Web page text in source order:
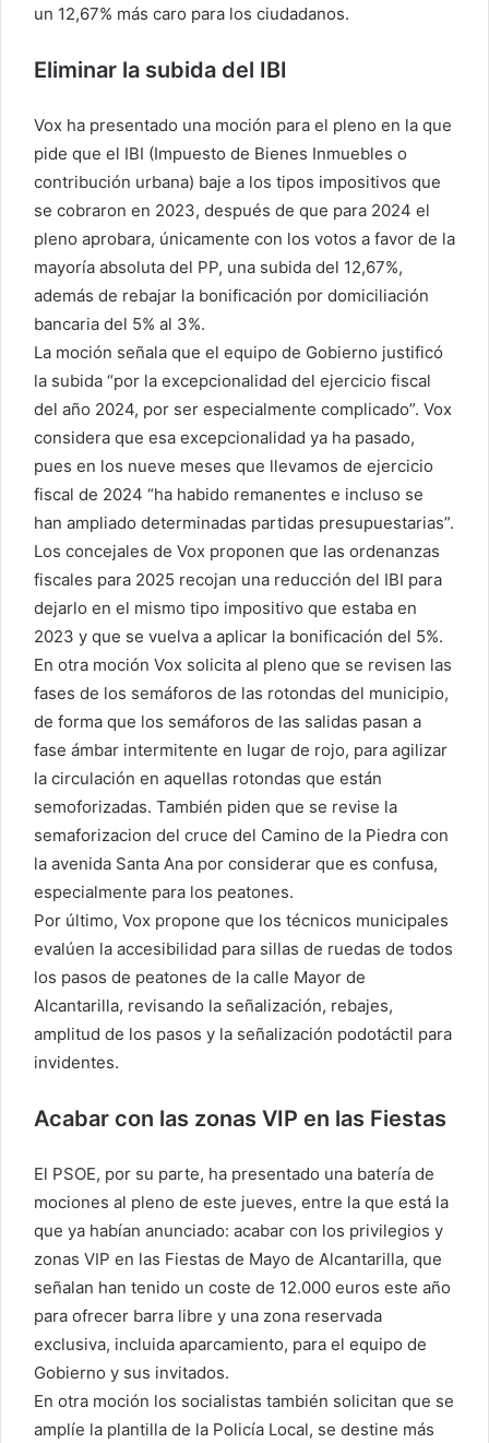
un 12,67% más caro para los ciudadanos.
Eliminar la subida del IBI
Vox ha presentado una moción para el pleno en la que
pide que el IBI (Impuesto de Bienes Inmuebles o
contribución urbana) baje a los tipos impositivos que
se cobraron en 2023, después de que para 2024 el
pleno aprobara, únicamente con los votos a favor de la
mayoría absoluta del PP, una subida del 12,67%,
además de rebajar la bonificación por domiciliación
bancaria del 5% al 3%.
La moción señala que el equipo de Gobierno justificó
la subida “por la excepcionalidad del ejercicio fiscal
del año 2024, por ser especialmente complicado”. Vox
considera que esa excepcionalidad ya ha pasado,
pues en los nueve meses que llevamos de ejercicio
fiscal de 2024 “ha habido remanentes e incluso se
han ampliado determinadas partidas presupuestarias”.
Los concejales de Vox proponen que las ordenanzas
fiscales para 2025 recojan una reducción del IBI para
dejarlo en el mismo tipo impositivo que estaba en
2023 y que se vuelva a aplicar la bonificación del 5%.
En otra moción Vox solicita al pleno que se revisen las
fases de los semáforos de las rotondas del municipio,
de forma que los semáforos de las salidas pasan a
fase ámbar intermitente en lugar de rojo, para agilizar
la circulación en aquellas rotondas que están
semoforizadas. También piden que se revise la
semaforizacion del cruce del Camino de la Piedra con
la avenida Santa Ana por considerar que es confusa,
especialmente para los peatones.
Por último, Vox propone que los técnicos municipales
evalúen la accesibilidad para sillas de ruedas de todos
los pasos de peatones de la calle Mayor de
Alcantarilla, revisando la señalización, rebajes,
amplitud de los pasos y la señalización podotáctil para
invidentes.
Acabar con las zonas VIP en las Fiestas
El PSOE, por su parte, ha presentado una batería de
mociones al pleno de este jueves, entre la que está la
que ya habían anunciado: acabar con los privilegios y
zonas VIP en las Fiestas de Mayo de Alcantarilla, que
señalan han tenido un coste de 12.000 euros este año
para ofrecer barra libre y una zona reservada
exclusiva, incluida aparcamiento, para el equipo de
Gobierno y sus invitados.
En otra moción los socialistas también solicitan que se
amplíe la plantilla de la Policía Local, se destine más